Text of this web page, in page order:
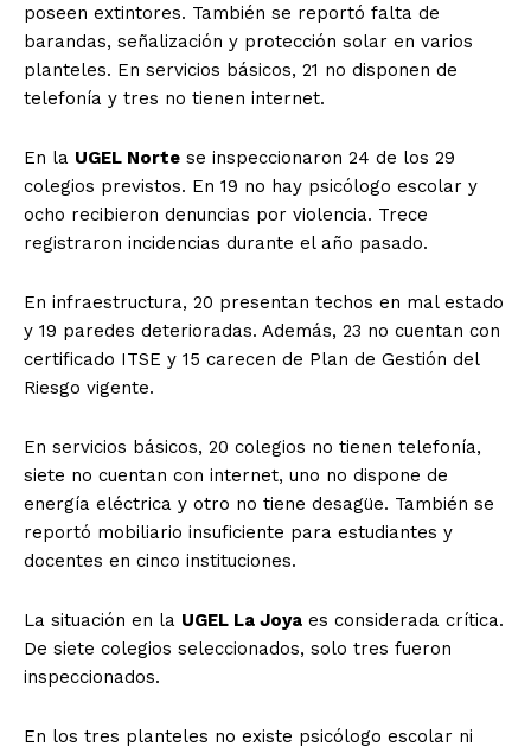
poseen extintores. También se reportó falta de
barandas, señalización y protección solar en varios
planteles. En servicios básicos, 21 no disponen de
telefonía y tres no tienen internet.
En la UGEL Norte se inspeccionaron 24 de los 29
colegios previstos. En 19 no hay psicólogo escolar y
ocho recibieron denuncias por violencia. Trece
registraron incidencias durante el año pasado.
En infraestructura, 20 presentan techos en mal estado
y 19 paredes deterioradas. Además, 23 no cuentan con
certificado ITSE y 15 carecen de Plan de Gestión del
Riesgo vigente.
En servicios básicos, 20 colegios no tienen telefonía,
siete no cuentan con internet, uno no dispone de
energía eléctrica y otro no tiene desagüe. También se
reportó mobiliario insuficiente para estudiantes y
docentes en cinco instituciones.
La situación en la UGEL La Joya es considerada crítica.
De siete colegios seleccionados, solo tres fueron
inspeccionados.
En los tres planteles no existe psicólogo escolar ni